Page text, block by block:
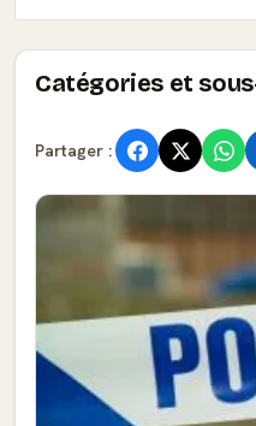
Catégories et
Partager :